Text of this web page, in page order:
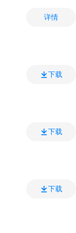
详情
下载
下载
下载